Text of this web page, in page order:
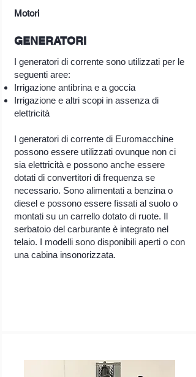
Motori
GENERATORI
I generatori di corrente sono utilizzati per le
seguenti aree:
Irrigazione antibrina e a goccia
Irrigazione e altri scopi in assenza di
elettricità
I generatori di corrente di Euromacchine
possono essere utilizzati ovunque non ci
sia elettricità e possono anche essere
dotati di convertitori di frequenza se
necessario. Sono alimentati a benzina o
diesel e possono essere fissati al suolo o
montati su un carrello dotato di ruote. Il
serbatoio del carburante è integrato nel
telaio. I modelli sono disponibili aperti o con
una cabina insonorizzata.